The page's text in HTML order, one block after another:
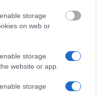
storage
on web or
storage
website or app.
storage
saariston
ja datalle. Hän
avulla